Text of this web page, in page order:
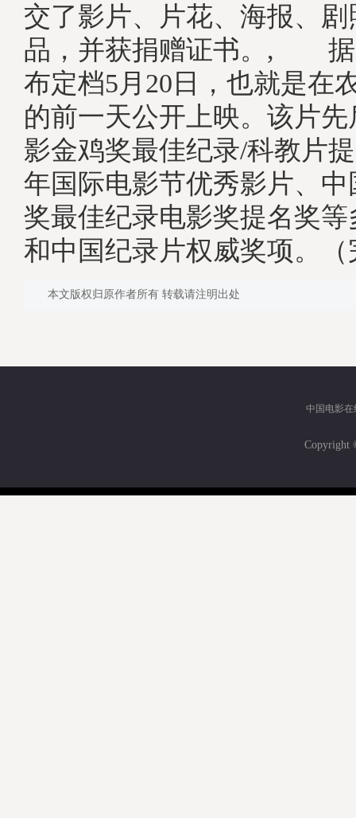
交了影片、片花、海报、
品，并获捐赠证书。, 据
布定档5月20日，也就是在
的前一天公开上映。该片
影金鸡奖最佳纪录/科教片
年国际电影节优秀影片、
奖最佳纪录电影奖提名奖
和中国纪录片权威奖项。（
本文版权归原作者所有 转载请注明出处
中国电影在
Copyright